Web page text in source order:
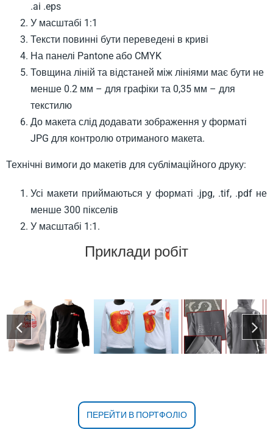
.ai .eps
У масштабі 1:1
Тексти повинні бути переведені в криві
На панелі Pantone або CMYK
Товщина ліній та відстаней між лініями має бути не
менше 0.2 мм – для графіки та 0,35 мм – для
текстилю
До макета слід додавати зображення у форматі
JPG для контролю отриманого макета.
Технічні вимоги до макетів для сублімаційного друку:
Усі макети приймаються у форматі .jpg, .tif, .pdf не
менше 300 пікселів
У масштабі 1:1.
Приклади робіт
ПЕРЕЙТИ В ПОРТФОЛІО